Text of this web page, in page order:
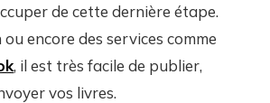
de cette dernière étape.
encore des services comme
, il est très facile de publier,
vos livres.